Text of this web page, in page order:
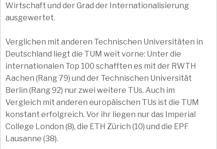
Wirtschaft und der Grad der Internationalisierung
ausgewertet.
Verglichen mit anderen Technischen Universitäten in
Deutschland liegt die TUM weit vorne: Unter die
internationalen Top 100 schafften es mit der RWTH
Aachen (Rang 79) und der Technischen Universität
Berlin (Rang 92) nur zwei weitere TUs. Auch im
Vergleich mit anderen europäischen TUs ist die TUM
konstant erfolgreich. Vor ihr liegen nur das Imperial
College London (8), die ETH Zürich (10) und die EPF
Lausanne (38).